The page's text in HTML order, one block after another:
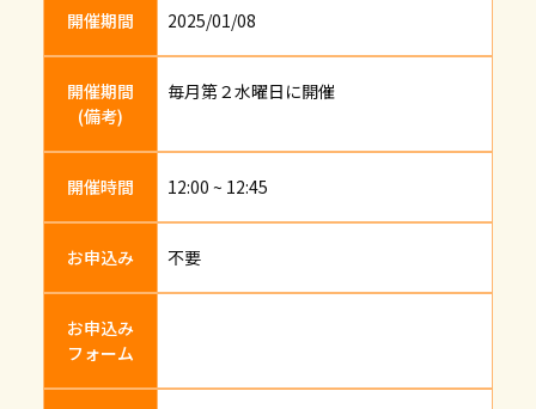
開催期間 2025/01/08
開催期間
(備考)
毎月第２水曜日に開催
開催時間 12:00 ~ 12:45
お申込み 不要
お申込み
フォーム